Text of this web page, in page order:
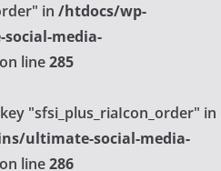
in /htdocs/wp-
media-
on line285
"sfsi_plus_riaIcon_order" in
ultimate-social-media-
on line286